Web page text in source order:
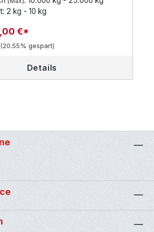
2 kg - 10 kg
€*
(20.55% gespart)
Details